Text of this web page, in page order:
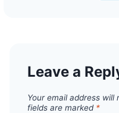
Leave a
Your email address will
fields are marked *